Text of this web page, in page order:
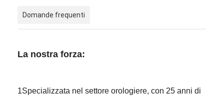
Domande frequenti
La nostra forza:
1Specializzata nel settore orologiere, con 25 anni di